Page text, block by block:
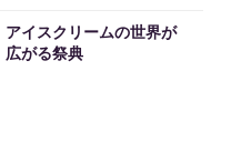
アイスクリームの世界が
広がる祭典